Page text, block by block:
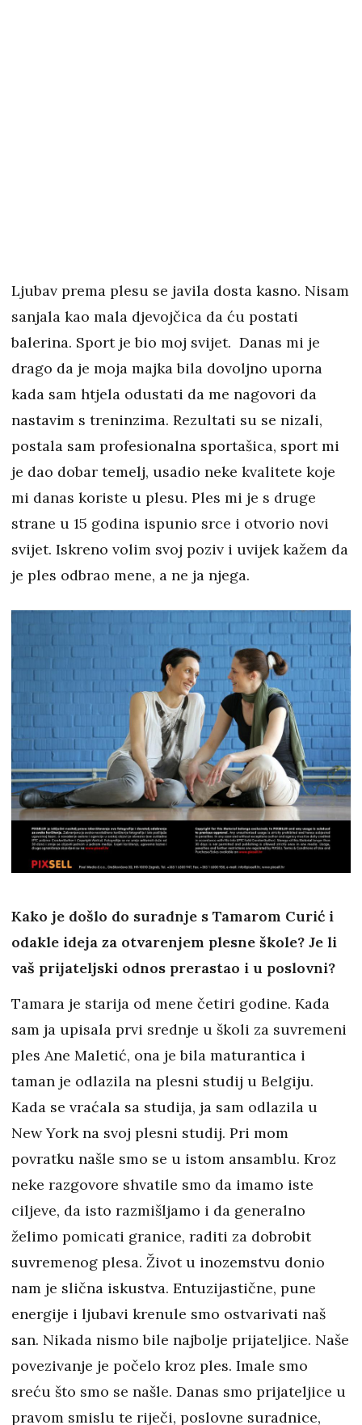
Ljubav prema plesu se javila dosta kasno. Nisam
sanjala kao mala djevojčica da ću postati
balerina. Sport je bio moj svijet. Danas mi je
drago da je moja majka bila dovoljno uporna
kada sam htjela odustati da me nagovori da
nastavim s treninzima. Rezultati su se nizali,
postala sam profesionalna sportašica, sport mi
je dao dobar temelj, usadio neke kvalitete koje
mi danas koriste u plesu. Ples mi je s druge
strane u 15 godina ispunio srce i otvorio novi
svijet. Iskreno volim svoj poziv i uvijek kažem da
je ples odbrao mene, a ne ja njega.
Kako je došlo do suradnje s Tamarom Curić i
odakle ideja za otvarenjem plesne škole? Je li
vaš prijateljski odnos prerastao i u poslovni?
Tamara je starija od mene četiri godine. Kada
sam ja upisala prvi srednje u školi za suvremeni
ples Ane Maletić, ona je bila maturantica i
taman je odlazila na plesni studij u Belgiju.
Kada se vraćala sa studija, ja sam odlazila u
New York na svoj plesni studij. Pri mom
povratku našle smo se u istom ansamblu. Kroz
neke razgovore shvatile smo da imamo iste
ciljeve, da isto razmišljamo i da generalno
želimo pomicati granice, raditi za dobrobit
suvremenog plesa. Život u inozemstvu donio
nam je slična iskustva. Entuzijastične, pune
energije i ljubavi krenule smo ostvarivati naš
san. Nikada nismo bile najbolje prijateljice. Naše
povezivanje je počelo kroz ples. Imale smo
sreću što smo se našle. Danas smo prijateljice u
pravom smislu te riječi, poslovne suradnice,